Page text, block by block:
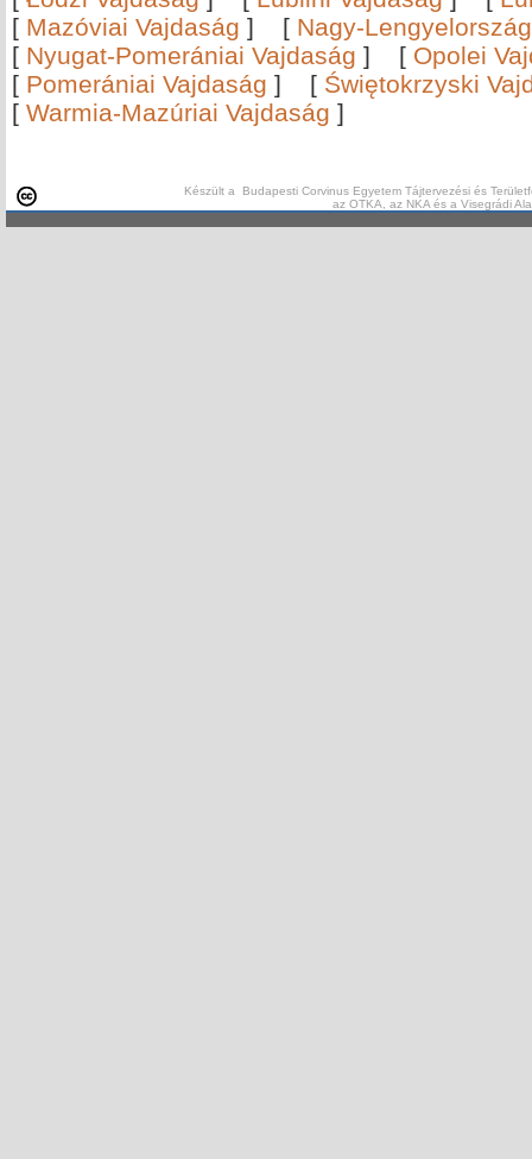
[ Mazóviai Vajdaság ] [ Nagy-
[ Nyugat-Pomerániai Vajdaság ] [ Opolei
[ Pomerániai Vajdaság ] [ Świętokrzyski
[ Warmia-Mazúriai Vajdaság ]
Készült a Budapesti Corvinus Egyetem Tájtervezési és
az OTKA, az NKA és a Visegrádi